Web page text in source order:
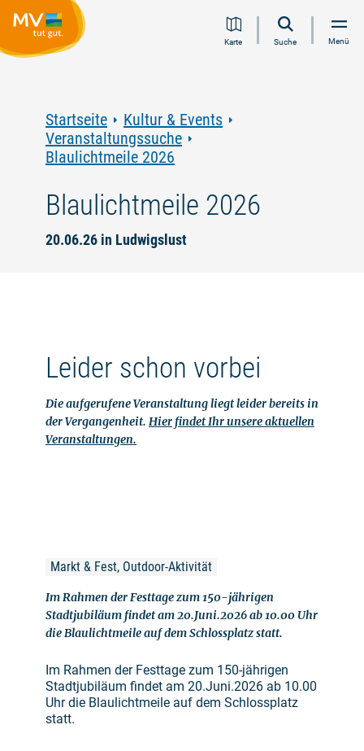
Inhalt
Navigation
Volltextsuche
FooterKarte Suche Menü
Startseite
Kultur & Events
Veranstaltungssuche
Blaulichtmeile 2026
Blaulichtmeile 2026
20.06.26 in Ludwigslust
Leider schon vorbei
Die aufgerufene Veranstaltung liegt leider bereits in
der Vergangenheit. Hier findet Ihr unsere aktuellen
Veranstaltungen.
Markt & Fest, Outdoor-Aktivität
Im Rahmen der Festtage zum 150-jährigen
Stadtjubiläum findet am 20.Juni.2026 ab 10.00 Uhr
die Blaulichtmeile auf dem Schlossplatz statt.
Im Rahmen der Festtage zum 150-jährigen
Stadtjubiläum findet am 20.Juni.2026 ab 10.00
Uhr die Blaulichtmeile auf dem Schlossplatz
statt.